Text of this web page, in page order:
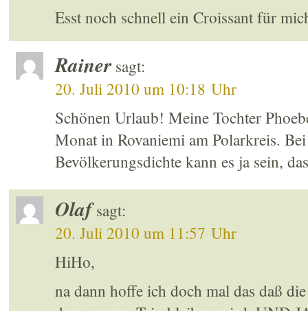
Esst noch schnell ein Croissant für
Rainer sagt:
20. Juli 2010 um 10:18 Uhr
Schönen Urlaub! Meine Tochter
Monat in Rovaniemi am Polarkreis.
Bevölkerungsdichte kann es ja sein,
Olaf sagt:
20. Juli 2010 um 11:57 Uhr
HiHo,
na dann hoffe ich doch mal das daß